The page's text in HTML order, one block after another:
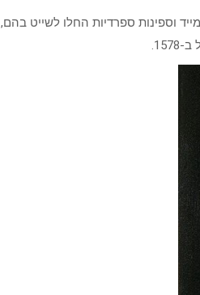
וספינות ספרדיות החלו לשייט בהם,